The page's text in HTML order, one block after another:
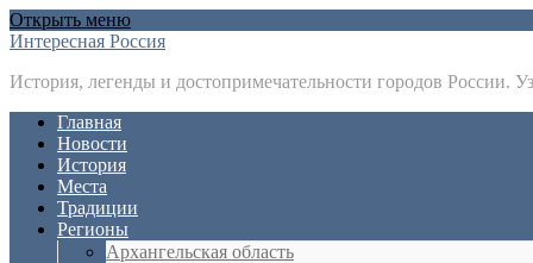
Открыть меню
Интересная Россия
История, легенды и достопримечательности городов России.
Главная
Новости
История
Места
Традиции
Регионы
Архангельская область